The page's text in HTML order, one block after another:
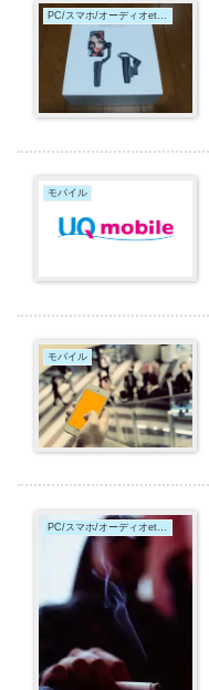
PC/スマホ/オーディオetc,これは何？
モバイル
モバイル
PC/スマホ/オーディオetc,これは何？